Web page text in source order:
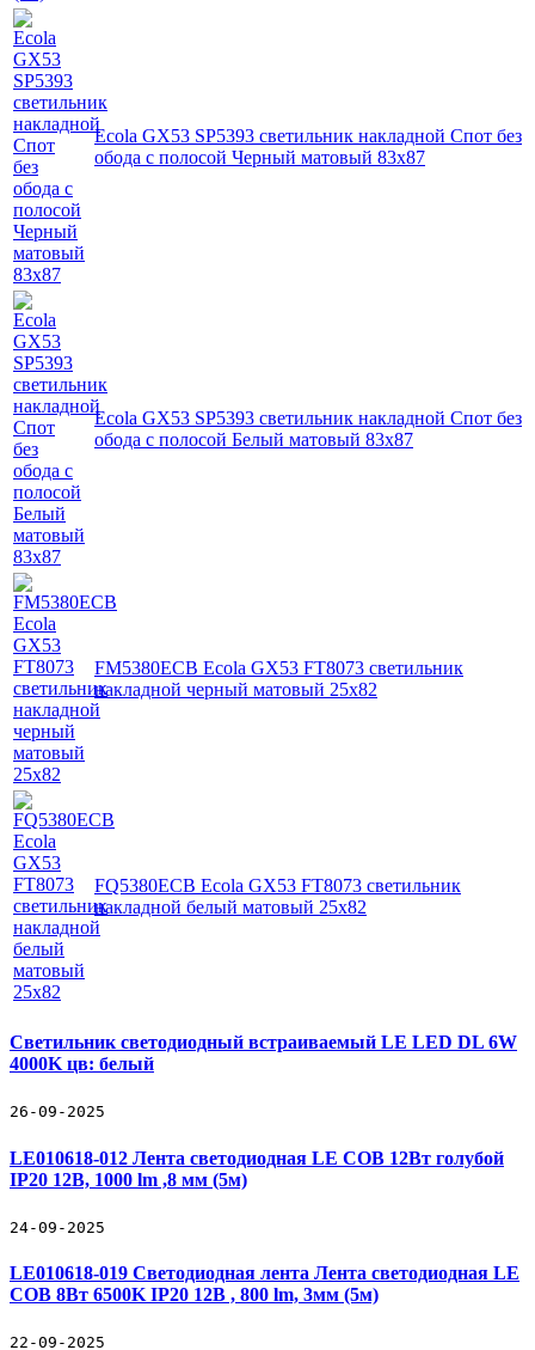
Ecola GX53 SP5393 светильник накладной Спот без
обода с полосой Черный матовый 83х87
Ecola GX53 SP5393 светильник накладной Спот без
обода с полосой Белый матовый 83х87
FM5380ECB Ecola GX53 FT8073 светильник
накладной черный матовый 25x82
FQ5380ECB Ecola GX53 FT8073 светильник
накладной белый матовый 25x82
Светильник светодиодный встраиваемый LE LED DL 6W
4000K цв: белый
26-09-2025
LE010618-012 Лента светодиодная LE COB 12Вт голубой
IP20 12В, 1000 lm ,8 мм (5м)
24-09-2025
LE010618-019 Светодиодная лента Лента светодиодная LE
COB 8Вт 6500K IP20 12В , 800 lm, 3мм (5м)
22-09-2025